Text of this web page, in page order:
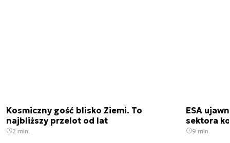
Kosmiczny gość blisko Ziemi. To
najbliższy przelot od lat
2 min.
ESA
sektora
9 min.